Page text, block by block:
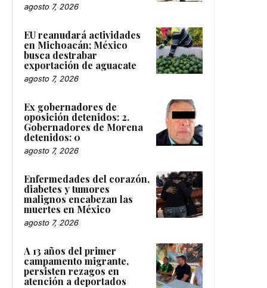
agosto 7, 2026
EU reanudará actividades
en Michoacán; México
busca destrabar
exportación de aguacate
agosto 7, 2026
Ex gobernadores de
oposición detenidos: 2.
Gobernadores de Morena
detenidos: 0
agosto 7, 2026
Enfermedades del corazón,
diabetes y tumores
malignos encabezan las
muertes en México
agosto 7, 2026
A 13 años del primer
campamento migrante,
persisten rezagos en
atención a deportados